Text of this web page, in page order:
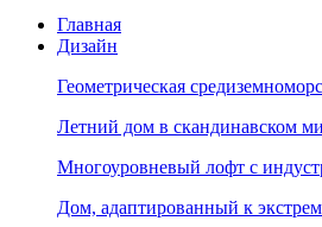
Главная
Дизайн
Геометрическая
Летний дом в скандинавском
Многоуровневый лофт с
Дом, адаптированный к